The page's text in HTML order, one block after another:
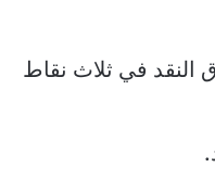
النقد في ثلاث نقاط